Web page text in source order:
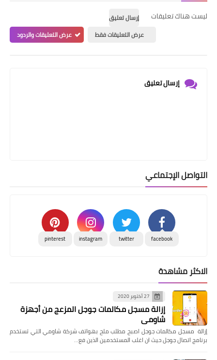
ليست هناك تعليقات
إرسال تعليق
عرض التعليقات فقط
عرض التعليقات والردود
إرسال تعليق
التواصل الإجتماعي
facebook
twitter
instagram
pinterest
الاكثر مشاهدة
27 أكتوبر 2020
إزالة مسجل مكالمات جوجل المزعج من أجهزة
شاومي
إزالة مسجل مكالمات جوجل اصبح مطلب ملح بهواتف شركة شاومي التي تستخدم
برنامج اتصال جوجل حيث ان اغلب المستخدمين الذين فع…